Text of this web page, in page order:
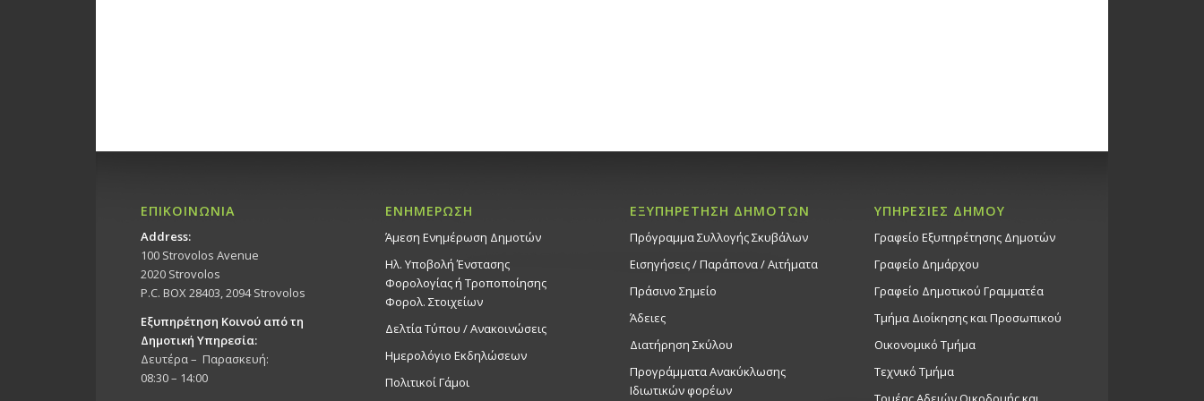
ΕΠΙΚΟΙΝΩΝΙΑ
Address:
100 Strovolos Avenue
2020 Strovolos
P.C. BOX 28403, 2094 Strovolos
Εξυπηρέτηση Κοινού από τη
Δημοτική Υπηρεσία:
Δευτέρα – Παρασκευή:
08:30 – 14:00
ΕΝΗΜΕΡΩΣΗ
Άμεση Ενημέρωση Δημοτών
Ηλ. Υποβολή Ένστασης
Φορολογίας ή Τροποποίησης
Φορολ. Στοιχείων
Δελτία Τύπου / Ανακοινώσεις
Ημερολόγιο Εκδηλώσεων
Πολιτικοί Γάμοι
ΕΞΥΠΗΡΕΤΗΣΗ ΔΗΜΟΤΩΝ
Πρόγραμμα Συλλογής Σκυβάλων
Εισηγήσεις / Παράπονα / Αιτήματα
Πράσινο Σημείο
Άδειες
Διατήρηση Σκύλου
Προγράμματα Ανακύκλωσης
Ιδιωτικών φορέων
ΥΠΗΡΕΣΙΕΣ ΔΗΜΟΥ
Γραφείο Εξυπηρέτησης Δημοτών
Γραφείο Δημάρχου
Γραφείο Δημοτικού Γραμματέα
Τμήμα Διοίκησης και Προσωπικού
Οικονομικό Τμήμα
Τεχνικό Τμήμα